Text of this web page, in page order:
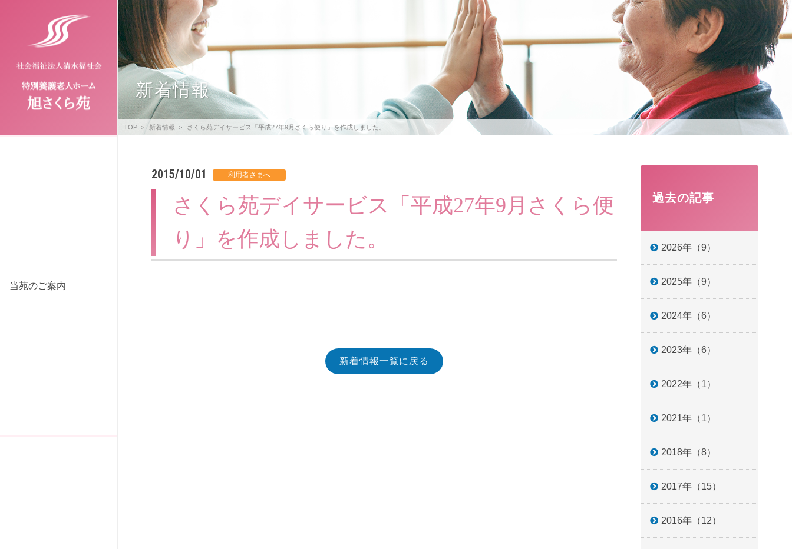
当苑のご案内
新着情報
TOP 新着情報 さくら苑デイサービス「平成27年9月さくら便り」を作成しました。
過去の記事
2026年（9）
2025年（9）
2024年（6）
2023年（6）
2022年（1）
2021年（1）
2018年（8）
2017年（15）
2016年（12）
2015/10/01
さくら苑デイサービス「平成27年9月さくら便
り」を作成しました。
新着情報一覧に戻る